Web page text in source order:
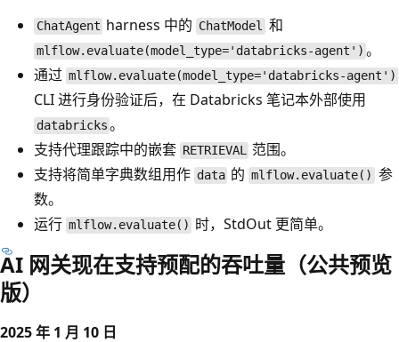
ChatAgent harness 中的 ChatModel 和
mlflow.evaluate(model_type='databricks-agent') 。
通过 mlflow.evaluate(model_type='databricks-agent')
CLI 进行身份验证后，在 Databricks 笔记本外部使用
databricks 。
支持代理跟踪中的嵌套 RETRIEVAL 范围。
支持将简单字典数组用作 data 的 mlflow.evaluate() 参
数。
运行 mlflow.evaluate() 时，StdOut 更简单。
AI 网关现在支持预配的吞吐量（公共预览
版）
2025 年 1 月 10 日